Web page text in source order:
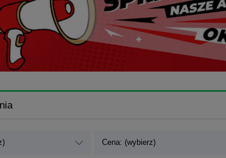
Cena: (wybierz)